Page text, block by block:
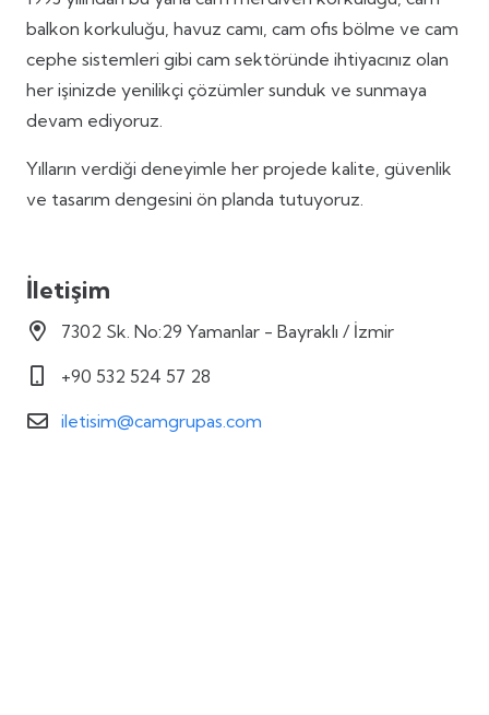
balkon korkuluğu, havuz camı, cam ofis bölme ve cam
cephe sistemleri gibi cam sektöründe ihtiyacınız olan
her işinizde yenilikçi çözümler sunduk ve sunmaya
devam ediyoruz.
Yılların verdiği deneyimle her projede kalite, güvenlik
ve tasarım dengesini ön planda tutuyoruz.
İletişim
7302 Sk. No:29 Yamanlar - Bayraklı / İzmir
+90 532 524 57 28
iletisim@camgrupas.com